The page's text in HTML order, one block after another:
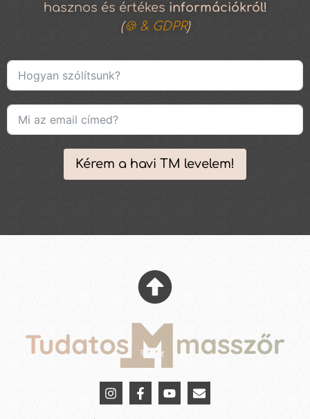
hasznos és értékes információkról!
(🍪 & GDPR)
Kérem a havi TM levelem!